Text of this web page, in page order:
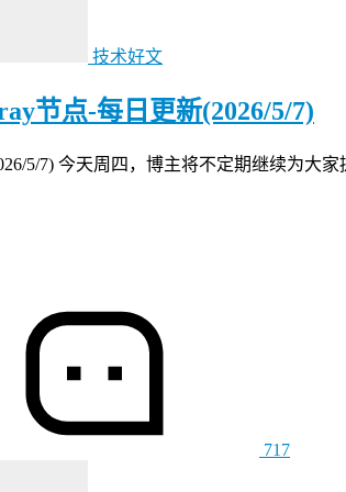
技术好文
节点-每日更新(2026/5/7)
5/7) 今天周四，博主将不定期继续为大
717